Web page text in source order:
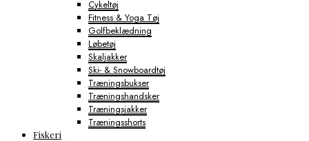
Cykeltøj
Fitness & Yoga Tøj
Golfbeklædning
Løbetøj
Skaljakker
Ski- & Snowboardtøj
Træningsbukser
Træningshandsker
Træningsjakker
Træningsshorts
Fiskeri